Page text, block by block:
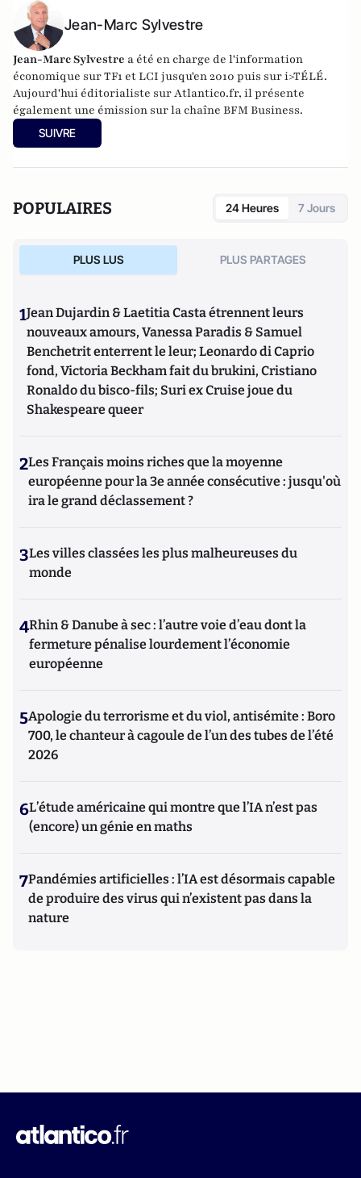
Jean-Marc Sylvestre
Jean-Marc Sylvestre a été en charge de l'information
économique sur TF1 et LCI jusqu'en 2010 puis sur i>TÉLÉ.
Aujourd'hui éditorialiste sur Atlantico.fr, il présente
également une émission sur la chaîne BFM Business.
SUIVRE
POPULAIRES 24 Heures 7 Jours
PLUS LUS PLUS PARTAGES
1Jean Dujardin & Laetitia Casta étrennent leurs
nouveaux amours, Vanessa Paradis & Samuel
Benchetrit enterrent le leur; Leonardo di Caprio
fond, Victoria Beckham fait du brukini, Cristiano
Ronaldo du bisco-fils; Suri ex Cruise joue du
Shakespeare queer
2Les Français moins riches que la moyenne
européenne pour la 3e année consécutive : jusqu'où
ira le grand déclassement ?
3Les villes classées les plus malheureuses du
monde
4Rhin & Danube à sec : l’autre voie d’eau dont la
fermeture pénalise lourdement l’économie
européenne
5Apologie du terrorisme et du viol, antisémite : Boro
700, le chanteur à cagoule de l’un des tubes de l’été
2026
6L’étude américaine qui montre que l’IA n’est pas
(encore) un génie en maths
7Pandémies artificielles : l’IA est désormais capable
de produire des virus qui n’existent pas dans la
nature